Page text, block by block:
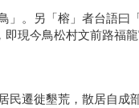
」。另「榕」者台語曰
現今鳥松村文前路福
民遷徙墾荒，散居自成